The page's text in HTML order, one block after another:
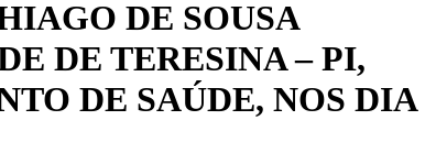
DE SOUSA
DE TERESINA – PI,
DE SAÚDE, NOS DIA